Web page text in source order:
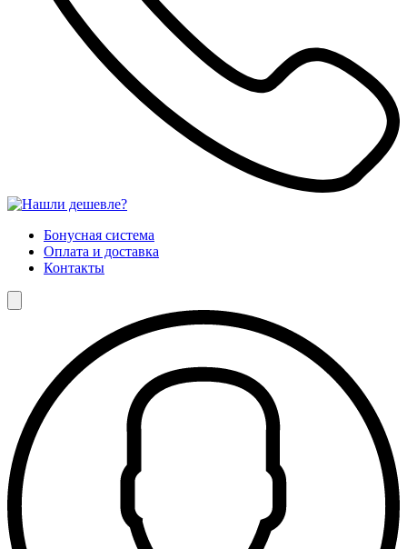
Бонусная система
Оплата и доставка
Контакты